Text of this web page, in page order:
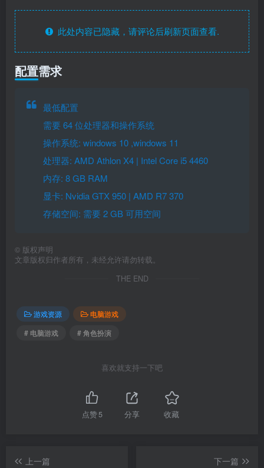
此处内容已隐藏，请评论后刷新页面查看.
配置需求
最低配置
需要 64 位处理器和操作系统
操作系统: windows 10 ,windows 11
处理器: AMD Athlon X4 | Intel Core i5 4460
内存: 8 GB RAM
显卡: Nvidia GTX 950 | AMD R7 370
存储空间: 需要 2 GB 可用空间
© 版权声明
文章版权归作者所有，未经允许请勿转载。
THE END
游戏资源
电脑游戏
# 电脑游戏
# 角色扮演
喜欢就支持一下吧
点赞5 分享 收藏
上一篇
下一篇